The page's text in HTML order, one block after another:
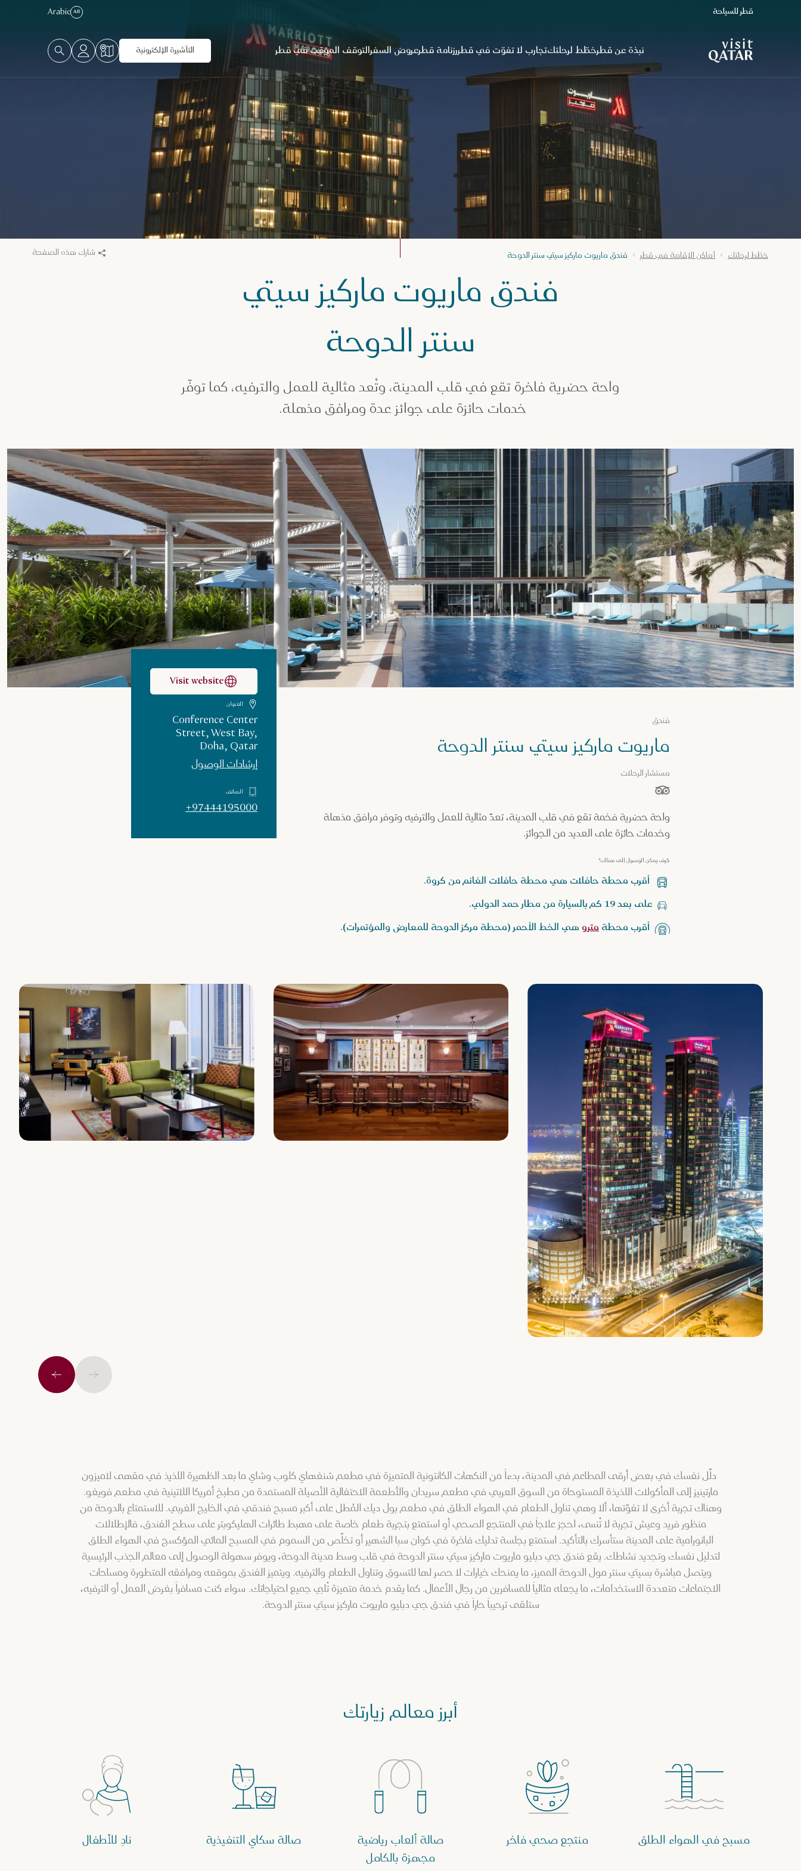
الصفحة الرئيسية لموقع VisitQatar
قطر للسياحة AR
Arabic
نبذة عن قطرخطّط لرحلتكتجارب لا تفوّت في قطررزنامة قطرعروض السفرالتوقف المؤقت في قطر التأشيرة الإلكترونية
خطّط لرحلتك أماكن الإقامة في قطر فندق ماريوت ماركيز سيتي سنتر الدوحة شارك هذه الصفحة
فندق ماريوت ماركيز سيتي
سنتر الدوحة
واحة حضرية فاخرة تقع في قلب المدينة، وتُعد مثالية للعمل والترفيه، كما توفّر
خدمات حائزة على جوائز عدة ومرافق مذهلة.
فندق
ماريوت ماركيز سيتي سنتر الدوحة
مستشار الرحلات
نجوم من أصل 5 نجوم بناءً على
واحة حضرية فخمة تقع في قلب المدينة، تعدّ مثالية للعمل والترفيه وتوفر مرافق مذهلة
وخدمات حائزة على العديد من الجوائز.
كيف يمكن الوصول إلى هناك؟
أقرب محطة حافلات هي محطة حافلات الغانم من كروة.
على بعد 19 كم بالسيارة من مطار حمد الدولي.
أقرب محطة مترو هي الخط الأحمر (محطة مركز الدوحة للمعارض والمؤتمرات).
Visit website
العنوان
Conference Center
Street, West Bay,
Doha, Qatar
إرشادات الوصول
الهاتف
+97444195000
السابق التالي
دلّل نفسك في بعض أرقى المطاعم في المدينة، بدءاً من النكهات الكانتونية المتميزة في مطعم شنغهاي كلوب وشاي ما بعد الظهيرة اللذيذ في مقهى لاميزون
مارتينيز إلى المأكولات اللذيذة المستوحاة من السوق العربي في مطعم سريدان والأطعمة الاحتفالية الأصيلة المستمدة من مطبخ أمريكا اللاتينية في مطعم فويغو.
وهناك تجربة أخرى لا تفوّتها، ألا وهي تناول الطعام في الهواء الطلق في مطعم بول ديك المُطل على أكبر مسبح فندقي في الخليج الغربي. للاستمتاع بالدوحة من
منظور فريد وعيش تجربة لا تُنسى، احجز علاجاً في المنتجع الصحي أو استمتع بتجربة طعام خاصة على مهبط طائرات الهليكوبتر على سطح الفندق، فالإطلالات
البانورامية على المدينة ستأسرك بالتأكيد. استمتع بجلسة تدليك فاخرة في كوان سبا الشهير أو تخلّص من السموم في المسبح المائي المؤكسج في الهواء الطلق
لتدليل نفسك وتجديد نشاطك. يقع فندق جي دبليو ماريوت ماركيز سيتي سنتر الدوحة في قلب وسط مدينة الدوحة، ويوفر سهولة الوصول إلى معالم الجذب الرئيسية
ويتصل مباشرة بسيتي سنتر مول الدوحة المميز، ما يمنحك خيارات لا حصر لها للتسوق وتناول الطعام والترفيه. ويتميز الفندق بموقعه ومرافقه المتطورة ومساحات
الاجتماعات متعددة الاستخدامات، ما يجعله مثالياً للمسافرين من رجال الأعمال. كما يقدم خدمة متميزة تُلبي جميع احتياجاتك. سواء كنت مسافراً بغرض العمل أو الترفيه،
ستلقى ترحيباً حاراً في فندق جي دبليو ماريوت ماركيز سيتي سنتر الدوحة.
أبرز معالم زيارتك
مسبح في الهواء الطلق منتجع صحي فاخر
صالة ألعاب رياضية
مجهزة بالكامل
صالة سكاي التنفيذية نادٍ للأطفال